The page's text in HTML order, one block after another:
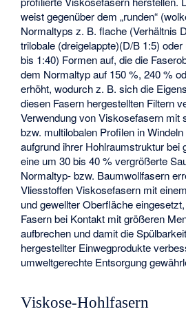
weist gegenüber dem „runden“
Normaltyps z. B. flache (Verhältnis
trilobale (dreigelappte)(D/B 1:5)
bis 1:40) Formen auf, die die
dem Normaltyp auf 150 %, 240 %
erhöht, wodurch z. B. sich die
diesen Fasern hergestellten Filtern
Verwendung von Viskosefasern mit
bzw. multilobalen Profilen in
aufgrund ihrer Hohlraumstruktur bei
eine um 30 bis 40 % vergrößerte
Normaltyp- bzw. Baumwollfasern
Vliesstoffen Viskosefasern mit
und gewellter Oberfläche
Fasern bei Kontakt mit größeren
aufbrechen und damit die
hergestellter Einwegprodukte
umweltgerechte Entsorgung
Viskose-Hohlfasern